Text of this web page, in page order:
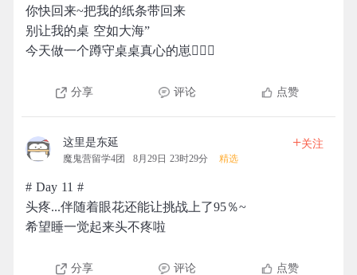
你快回来~把我的纸条带回来
别让我的桌 空如大海”
今天做一个蹲守桌桌真心的崽🙆🏻‍♀️
分享 评论 点赞
这里是东延
魔鬼营留学4团 8月29日 23时29分 精选
+关注
# Day 11 #
头疼...伴随着眼花还能让挑战上了95％~
希望睡一觉起来头不疼啦
分享 评论 点赞